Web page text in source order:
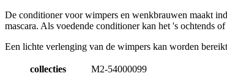
De conditioner voor wimpers en wenkbrauwen maakt
mascara. Als voedende conditioner kan het 's ochtends
Een lichte verlenging van de wimpers kan worden
collecties
M2-54000099